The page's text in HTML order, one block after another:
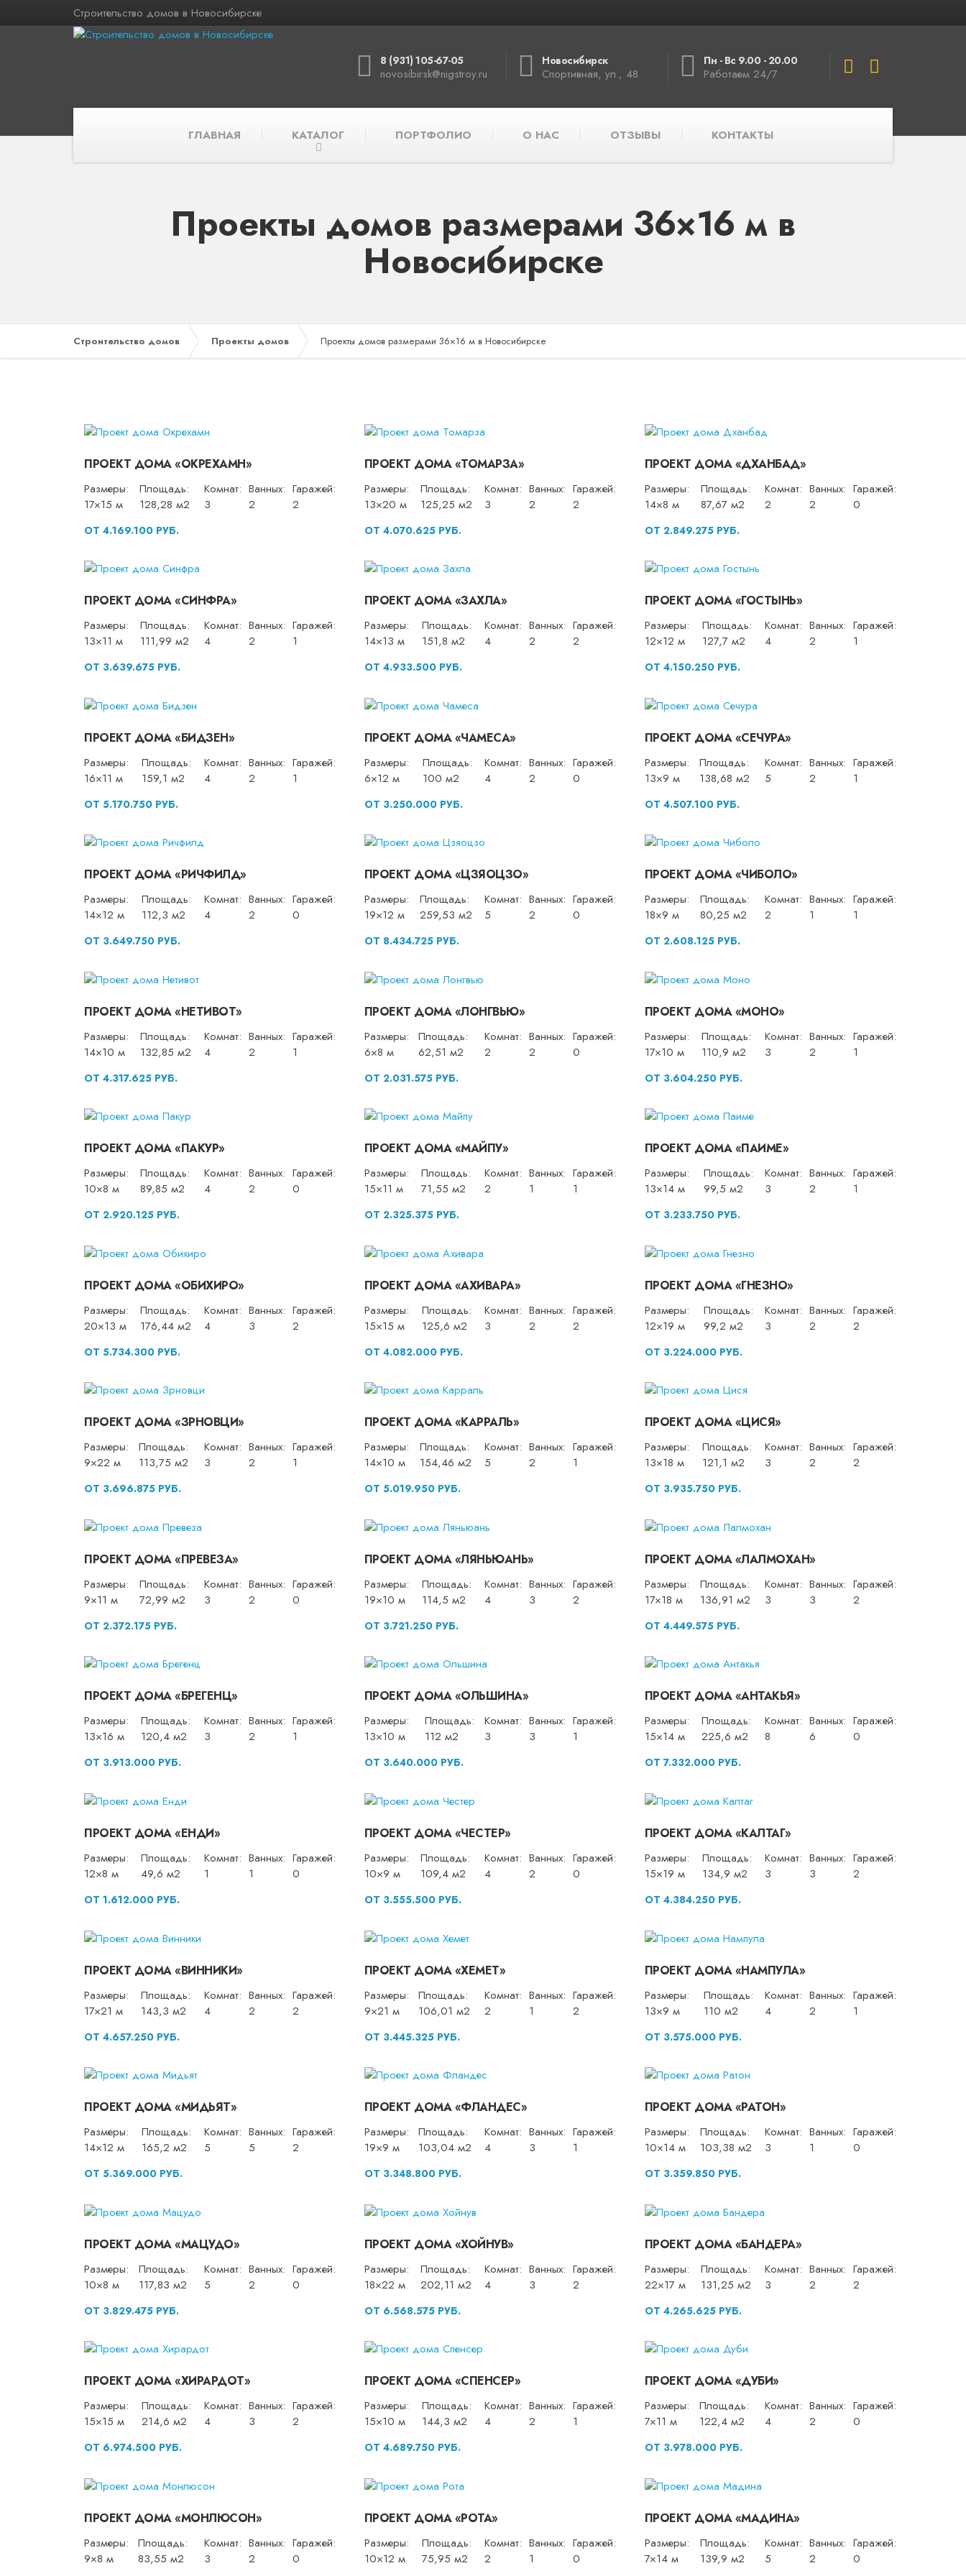
Строительство домов в Новосибирске
8 (931) 105-67-05
novosibirsk@nigstroy.ru
Новосибирск
Спортивная, ул., 48
Пн - Вс 9.00 - 20.00
Работаем 24/7
ГЛАВНАЯ КАТАЛОГ ПОРТФОЛИО О НАС ОТЗЫВЫ КОНТАКТЫ
Проекты домов размерами 36×16 м в
Новосибирске
Строительство домов Проекты домов Проекты домов размерами 36×16 м в Новосибирске
ПРОЕКТ ДОМА «ОКРЕХАМН»
Размеры:
17×15 м
Площадь:
128,28 м2
Комнат:
3
Ванных:
2
Гаражей:
2
ОТ 4.169.100 РУБ.
ПРОЕКТ ДОМА «ТОМАРЗА»
Размеры:
13×20 м
Площадь:
125,25 м2
Комнат:
3
Ванных:
2
Гаражей:
2
ОТ 4.070.625 РУБ.
ПРОЕКТ ДОМА «ДХАНБАД»
Размеры:
14×8 м
Площадь:
87,67 м2
Комнат:
2
Ванных:
2
Гаражей:
0
ОТ 2.849.275 РУБ.
ПРОЕКТ ДОМА «СИНФРА»
Размеры:
13×11 м
Площадь:
111,99 м2
Комнат:
4
Ванных:
2
Гаражей:
1
ОТ 3.639.675 РУБ.
ПРОЕКТ ДОМА «ЗАХЛА»
Размеры:
14×13 м
Площадь:
151,8 м2
Комнат:
4
Ванных:
2
Гаражей:
2
ОТ 4.933.500 РУБ.
ПРОЕКТ ДОМА «ГОСТЫНЬ»
Размеры:
12×12 м
Площадь:
127,7 м2
Комнат:
4
Ванных:
2
Гаражей:
1
ОТ 4.150.250 РУБ.
ПРОЕКТ ДОМА «БИДЗЕН»
Размеры:
16×11 м
Площадь:
159,1 м2
Комнат:
4
Ванных:
2
Гаражей:
1
ОТ 5.170.750 РУБ.
ПРОЕКТ ДОМА «ЧАМЕСА»
Размеры:
6×12 м
Площадь:
100 м2
Комнат:
4
Ванных:
2
Гаражей:
0
ОТ 3.250.000 РУБ.
ПРОЕКТ ДОМА «СЕЧУРА»
Размеры:
13×9 м
Площадь:
138,68 м2
Комнат:
5
Ванных:
2
Гаражей:
1
ОТ 4.507.100 РУБ.
ПРОЕКТ ДОМА «РИЧФИЛД»
Размеры:
14×12 м
Площадь:
112,3 м2
Комнат:
4
Ванных:
2
Гаражей:
0
ОТ 3.649.750 РУБ.
ПРОЕКТ ДОМА «ЦЗЯОЦЗО»
Размеры:
19×12 м
Площадь:
259,53 м2
Комнат:
5
Ванных:
2
Гаражей:
0
ОТ 8.434.725 РУБ.
ПРОЕКТ ДОМА «ЧИБОЛО»
Размеры:
18×9 м
Площадь:
80,25 м2
Комнат:
2
Ванных:
1
Гаражей:
1
ОТ 2.608.125 РУБ.
ПРОЕКТ ДОМА «НЕТИВОТ»
Размеры:
14×10 м
Площадь:
132,85 м2
Комнат:
4
Ванных:
2
Гаражей:
1
ОТ 4.317.625 РУБ.
ПРОЕКТ ДОМА «ЛОНГВЬЮ»
Размеры:
6×8 м
Площадь:
62,51 м2
Комнат:
2
Ванных:
2
Гаражей:
0
ОТ 2.031.575 РУБ.
ПРОЕКТ ДОМА «МОНО»
Размеры:
17×10 м
Площадь:
110,9 м2
Комнат:
3
Ванных:
2
Гаражей:
1
ОТ 3.604.250 РУБ.
ПРОЕКТ ДОМА «ПАКУР»
Размеры:
10×8 м
Площадь:
89,85 м2
Комнат:
4
Ванных:
2
Гаражей:
0
ОТ 2.920.125 РУБ.
ПРОЕКТ ДОМА «МАЙПУ»
Размеры:
15×11 м
Площадь:
71,55 м2
Комнат:
2
Ванных:
1
Гаражей:
1
ОТ 2.325.375 РУБ.
ПРОЕКТ ДОМА «ПАИМЕ»
Размеры:
13×14 м
Площадь:
99,5 м2
Комнат:
3
Ванных:
2
Гаражей:
1
ОТ 3.233.750 РУБ.
ПРОЕКТ ДОМА «ОБИХИРО»
Размеры:
20×13 м
Площадь:
176,44 м2
Комнат:
4
Ванных:
3
Гаражей:
2
ОТ 5.734.300 РУБ.
ПРОЕКТ ДОМА «АХИВАРА»
Размеры:
15×15 м
Площадь:
125,6 м2
Комнат:
3
Ванных:
2
Гаражей:
2
ОТ 4.082.000 РУБ.
ПРОЕКТ ДОМА «ГНЕЗНО»
Размеры:
12×19 м
Площадь:
99,2 м2
Комнат:
3
Ванных:
2
Гаражей:
2
ОТ 3.224.000 РУБ.
ПРОЕКТ ДОМА «ЗРНОВЦИ»
Размеры:
9×22 м
Площадь:
113,75 м2
Комнат:
3
Ванных:
2
Гаражей:
1
ОТ 3.696.875 РУБ.
ПРОЕКТ ДОМА «КАРРАЛЬ»
Размеры:
14×10 м
Площадь:
154,46 м2
Комнат:
5
Ванных:
2
Гаражей:
1
ОТ 5.019.950 РУБ.
ПРОЕКТ ДОМА «ЦИСЯ»
Размеры:
13×18 м
Площадь:
121,1 м2
Комнат:
3
Ванных:
2
Гаражей:
2
ОТ 3.935.750 РУБ.
ПРОЕКТ ДОМА «ПРЕВЕЗА»
Размеры:
9×11 м
Площадь:
72,99 м2
Комнат:
3
Ванных:
2
Гаражей:
0
ОТ 2.372.175 РУБ.
ПРОЕКТ ДОМА «ЛЯНЬЮАНЬ»
Размеры:
19×10 м
Площадь:
114,5 м2
Комнат:
4
Ванных:
3
Гаражей:
2
ОТ 3.721.250 РУБ.
ПРОЕКТ ДОМА «ЛАЛМОХАН»
Размеры:
17×18 м
Площадь:
136,91 м2
Комнат:
3
Ванных:
3
Гаражей:
2
ОТ 4.449.575 РУБ.
ПРОЕКТ ДОМА «БРЕГЕНЦ»
Размеры:
13×16 м
Площадь:
120,4 м2
Комнат:
3
Ванных:
2
Гаражей:
1
ОТ 3.913.000 РУБ.
ПРОЕКТ ДОМА «ОЛЬШИНА»
Размеры:
13×10 м
Площадь:
112 м2
Комнат:
3
Ванных:
3
Гаражей:
1
ОТ 3.640.000 РУБ.
ПРОЕКТ ДОМА «АНТАКЬЯ»
Размеры:
15×14 м
Площадь:
225,6 м2
Комнат:
8
Ванных:
6
Гаражей:
0
ОТ 7.332.000 РУБ.
ПРОЕКТ ДОМА «ЕНДИ»
Размеры:
12×8 м
Площадь:
49,6 м2
Комнат:
1
Ванных:
1
Гаражей:
0
ОТ 1.612.000 РУБ.
ПРОЕКТ ДОМА «ЧЕСТЕР»
Размеры:
10×9 м
Площадь:
109,4 м2
Комнат:
4
Ванных:
2
Гаражей:
0
ОТ 3.555.500 РУБ.
ПРОЕКТ ДОМА «КАЛТАГ»
Размеры:
15×19 м
Площадь:
134,9 м2
Комнат:
3
Ванных:
3
Гаражей:
2
ОТ 4.384.250 РУБ.
ПРОЕКТ ДОМА «ВИННИКИ»
Размеры:
17×21 м
Площадь:
143,3 м2
Комнат:
4
Ванных:
2
Гаражей:
2
ОТ 4.657.250 РУБ.
ПРОЕКТ ДОМА «ХЕМЕТ»
Размеры:
9×21 м
Площадь:
106,01 м2
Комнат:
2
Ванных:
1
Гаражей:
2
ОТ 3.445.325 РУБ.
ПРОЕКТ ДОМА «НАМПУЛА»
Размеры:
13×9 м
Площадь:
110 м2
Комнат:
4
Ванных:
2
Гаражей:
1
ОТ 3.575.000 РУБ.
ПРОЕКТ ДОМА «МИДЬЯТ»
Размеры:
14×12 м
Площадь:
165,2 м2
Комнат:
5
Ванных:
5
Гаражей:
2
ОТ 5.369.000 РУБ.
ПРОЕКТ ДОМА «ФЛАНДЕС»
Размеры:
19×9 м
Площадь:
103,04 м2
Комнат:
4
Ванных:
3
Гаражей:
1
ОТ 3.348.800 РУБ.
ПРОЕКТ ДОМА «РАТОН»
Размеры:
10×14 м
Площадь:
103,38 м2
Комнат:
3
Ванных:
1
Гаражей:
0
ОТ 3.359.850 РУБ.
ПРОЕКТ ДОМА «МАЦУДО»
Размеры:
10×8 м
Площадь:
117,83 м2
Комнат:
5
Ванных:
2
Гаражей:
0
ОТ 3.829.475 РУБ.
ПРОЕКТ ДОМА «ХОЙНУВ»
Размеры:
18×22 м
Площадь:
202,11 м2
Комнат:
4
Ванных:
3
Гаражей:
2
ОТ 6.568.575 РУБ.
ПРОЕКТ ДОМА «БАНДЕРА»
Размеры:
22×17 м
Площадь:
131,25 м2
Комнат:
3
Ванных:
2
Гаражей:
2
ОТ 4.265.625 РУБ.
ПРОЕКТ ДОМА «ХИРАРДОТ»
Размеры:
15×15 м
Площадь:
214,6 м2
Комнат:
4
Ванных:
3
Гаражей:
2
ОТ 6.974.500 РУБ.
ПРОЕКТ ДОМА «СПЕНСЕР»
Размеры:
15×10 м
Площадь:
144,3 м2
Комнат:
4
Ванных:
2
Гаражей:
1
ОТ 4.689.750 РУБ.
ПРОЕКТ ДОМА «ДУБИ»
Размеры:
7×11 м
Площадь:
122,4 м2
Комнат:
4
Ванных:
2
Гаражей:
0
ОТ 3.978.000 РУБ.
ПРОЕКТ ДОМА «МОНЛЮСОН»
Размеры:
9×8 м
Площадь:
83,55 м2
Комнат:
3
Ванных:
2
Гаражей:
0
ПРОЕКТ ДОМА «РОТА»
Размеры:
10×12 м
Площадь:
75,95 м2
Комнат:
2
Ванных:
1
Гаражей:
0
ПРОЕКТ ДОМА «МАДИНА»
Размеры:
7×14 м
Площадь:
139,9 м2
Комнат:
5
Ванных:
2
Гаражей:
0